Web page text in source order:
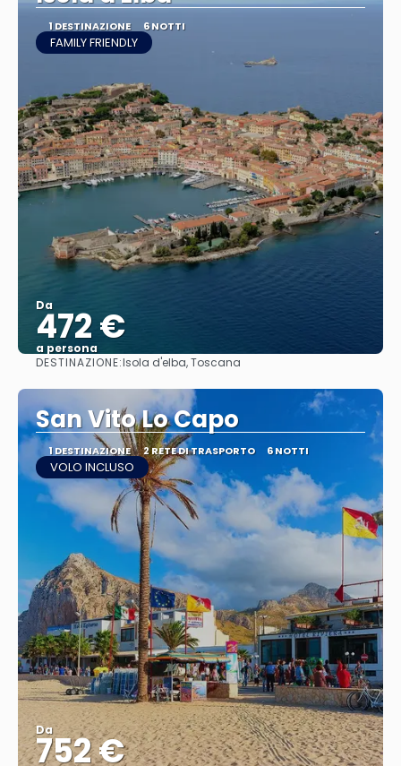
1 DESTINAZIONE 6 NOTTI
FAMILY FRIENDLY
Da
472 €
a persona
Vedere
DESTINAZIONE:Isola d'elba, Toscana
San Vito Lo Capo
1 DESTINAZIONE 2 RETE DI TRASPORTO 6 NOTTI
VOLO INCLUSO
Da
752 €